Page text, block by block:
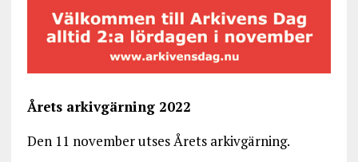
Årets arkivgärning 2022
Den 11 november utses Årets arkivgärning.